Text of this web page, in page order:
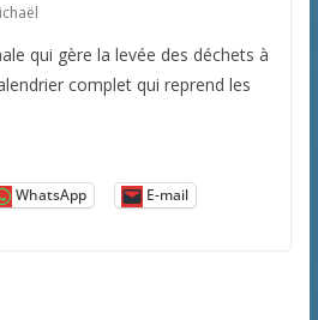
qui gère la levée des déchets à
complet qui reprend les
WhatsApp E-mail